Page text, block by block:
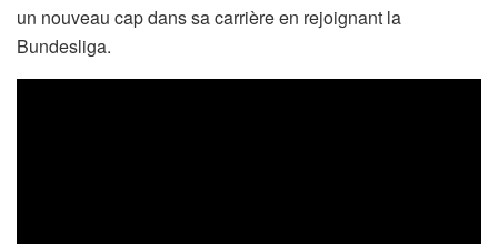
un nouveau cap dans sa carrière en rejoignant la
Bundesliga.